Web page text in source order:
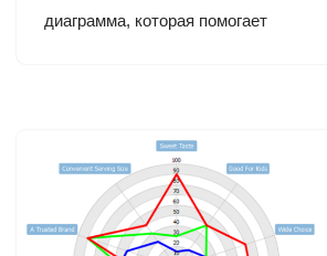
диаграмма, которая помогает